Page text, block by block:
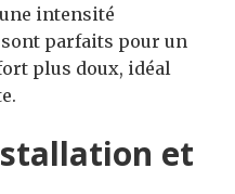
intensité
parfaits pour un
plus doux, idéal
et